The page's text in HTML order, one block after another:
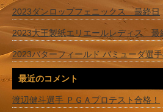
2023ダンロップフェニックス 最終日
2023大王製紙エリエールレディス 最
2023バターフィールド バミューダ選
最近のコメント
渡辺健斗選手 ＰＧＡプロテスト合格！